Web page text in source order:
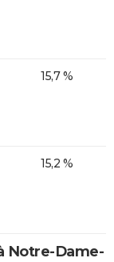
15,7 %
15,2 %
Notre-Dame-